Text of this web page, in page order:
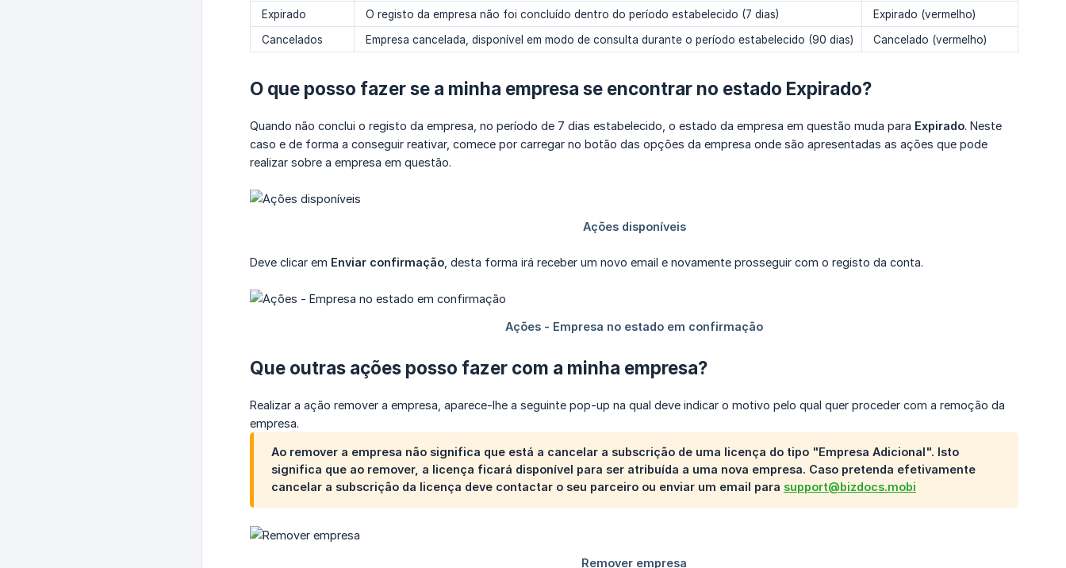
Expirado
O registo da empresa não foi concluído dentro do período estabelecido (7 dias)
Expirado​ (vermelho)
Cancelados
Empresa cancelada, disponível em modo de consulta durante o período estabelecido (90 dias) Cancelado (vermelho)
O que posso fazer se a minha empresa se encontrar no estado Expirado?
Quando não conclui o registo da empresa, no período de 7 dias estabelecido, o estado da empresa em questão muda para Expirado. Neste
caso e de forma a conseguir reativar, comece por carregar no botão das opções da empresa onde são apresentadas as ações que pode
realizar sobre a empresa em questão.
Deve clicar em Enviar confirmação , desta forma irá receber um novo email e novamente prosseguir com o registo da conta.
Que outras ações posso fazer com a minha empresa?
Realizar a ação remover a empresa, aparece-lhe a seguinte pop-up na qual deve indicar o motivo pelo qual quer proceder com a remoção da
empresa.
Ao remover a empresa não significa que está a cancelar a subscrição de uma licença do tipo "Empresa Adicional". Isto
significa que ao remover, a licença ficará disponível para ser atribuída a uma nova empresa. Caso pretenda efetivamente
cancelar a subscrição da licença deve contactar o seu parceiro ou enviar um email para support@bizdocs.mobi